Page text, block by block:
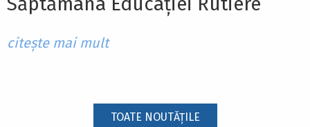
citește mai mult
TOATE NOUTĂȚILE